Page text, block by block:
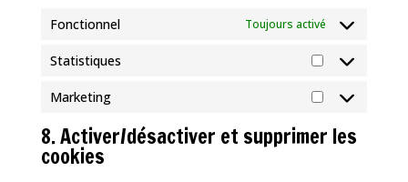
Fonctionnel Toujours activé
Statistiques
Statistiques
Marketing
Marketing
8. Activer/désactiver et supprimer les
cookies